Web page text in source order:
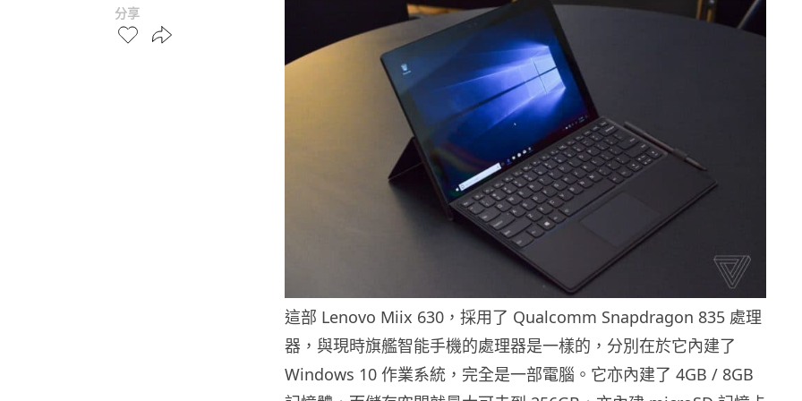
分享
這部 Lenovo Miix 630，採用了 Qualcomm Snapdragon 835 處理
器，與現時旗艦智能手機的處理器是一樣的，分別在於它內建了
Windows 10 作業系統，完全是一部電腦。它亦內建了 4GB / 8GB